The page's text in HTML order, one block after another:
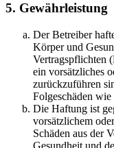
5. Gewährleistung
Der Betreiber
Körper und
Vertragspflichten
ein vorsätzliches
zurückzuführen
Folgeschäden
Die Haftung ist
vorsätzlichem
Schäden aus der
Gesundheit und